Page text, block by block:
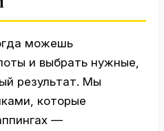
можешь
и выбрать нужные,
результат. Мы
которые
—